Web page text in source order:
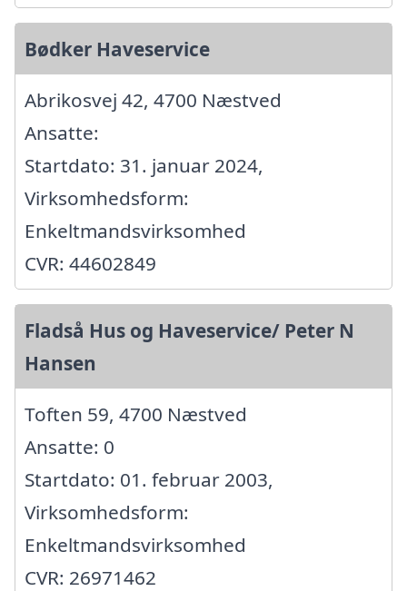
Bødker Haveservice
Abrikosvej 42, 4700 Næstved
Ansatte:
Startdato: 31. januar 2024,
Virksomhedsform:
Enkeltmandsvirksomhed
CVR: 44602849
Fladså Hus og Haveservice/ Peter N
Hansen
Toften 59, 4700 Næstved
Ansatte: 0
Startdato: 01. februar 2003,
Virksomhedsform:
Enkeltmandsvirksomhed
CVR: 26971462